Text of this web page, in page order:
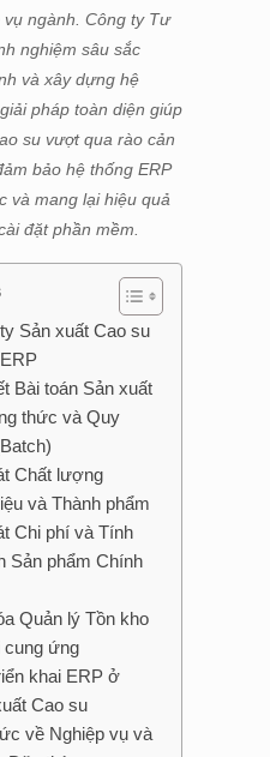
ngành. Công ty Tư
nghiệm sâu sắc
và xây dựng hệ
pháp toàn diện giúp
su vượt qua rào cản
bảo hệ thống ERP
và mang lại hiệu quả
đặt phần mềm.
Sản xuất Cao su
Bài toán Sản xuất
thức và Quy
Chất lượng
và Thành phẩm
Chi phí và Tính
Sản phẩm Chính
Quản lý Tồn kho
cung ứng
khai ERP ở
Cao su
về Nghiệp vụ và